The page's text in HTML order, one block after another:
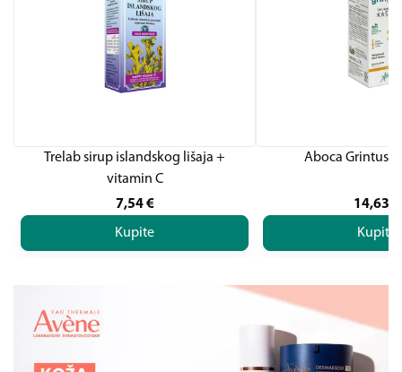
Trelab sirup islandskog lišaja +
vitamin C
7,54 €
Kupite
Aboca Grintuss
14,63
Kupite